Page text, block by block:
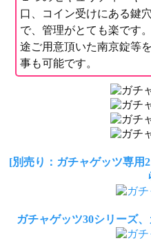
口、コイン受けにある鍵
で、管理がとても楽です
途ご用意頂いた南京錠等
事も可能です。
[別売り：ガチャゲッツ専用
ガチャゲッツ30シリーズ